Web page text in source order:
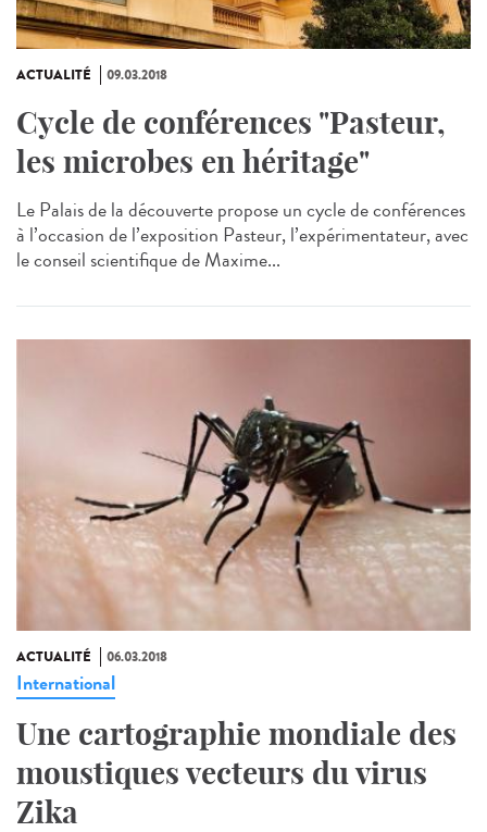
ACTUALITÉ 09.03.2018
Cycle de conférences "Pasteur,
les microbes en héritage"
Le Palais de la découverte propose un cycle de conférences
à l’occasion de l’exposition Pasteur, l’expérimentateur, avec
le conseil scientifique de Maxime...
ACTUALITÉ 06.03.2018
International
Une cartographie mondiale des
moustiques vecteurs du virus
Zika